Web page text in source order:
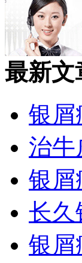
最新文
银屑
治牛
银屑
长久
银屑